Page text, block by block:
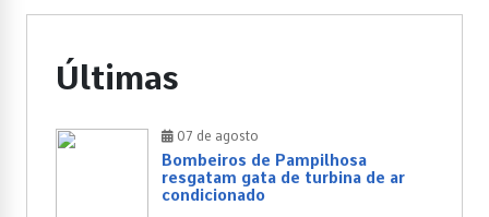
Últimas
07 de agosto
Bombeiros de Pampilhosa
resgatam gata de turbina de ar
condicionado